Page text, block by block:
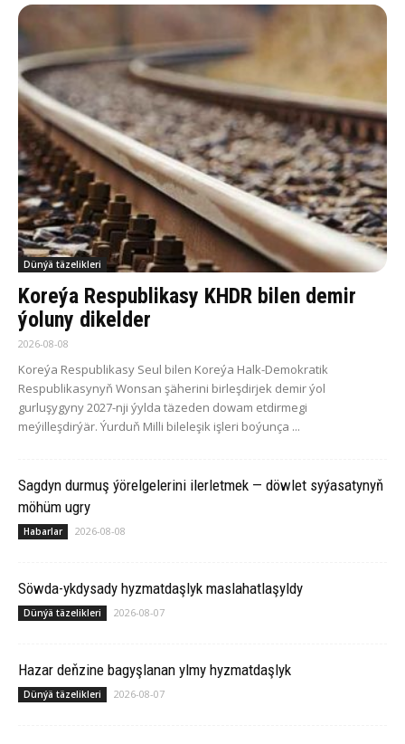
Dünýä täzelikleri
Koreýa Respublikasy KHDR bilen demir
ýoluny dikelder
2026-08-08
Koreýa Respublikasy Seul bilen Koreýa Halk-Demokratik
Respublikasynyň Wonsan şäherini birleşdirjek demir ýol
gurluşygyny 2027-nji ýylda täzeden dowam etdirmegi
meýilleşdirýär. Ýurduň Milli bileleşik işleri boýunça ...
Sagdyn durmuş ýörelgelerini ilerletmek — döwlet syýasatynyň
möhüm ugry
Habarlar 2026-08-08
Söwda-ykdysady hyzmatdaşlyk maslahatlaşyldy
Dünýä täzelikleri 2026-08-07
Hazar deňzine bagyşlanan ylmy hyzmatdaşlyk
Dünýä täzelikleri 2026-08-07